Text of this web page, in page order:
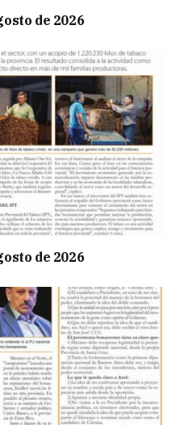
de 2026
de 2026